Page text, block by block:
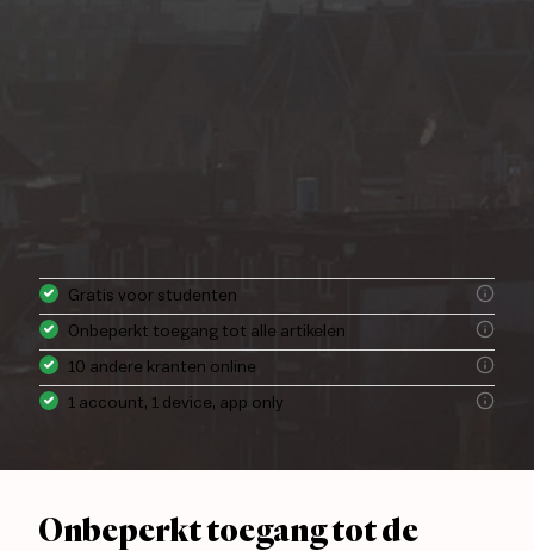
Gratis voor studenten
Onbeperkt toegang tot alle artikelen
10 andere kranten online
1 account, 1 device, app only
Onbeperkt toegang tot de